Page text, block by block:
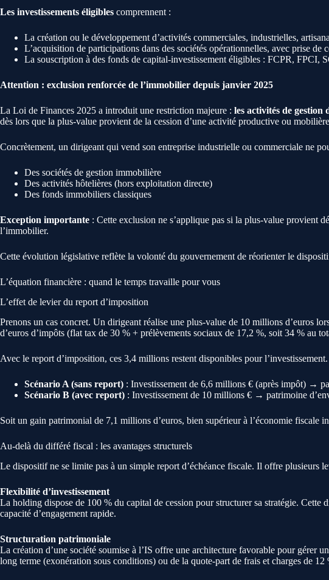
Les investissements éligibles comprennent :
La création ou le développement d’activités commerciales, industrielles,
L’acquisition de participations dans des sociétés opérationnelles, avec prise de
La souscription à des fonds de capital-investissement éligibles : FCPR, FPCI,
Attention : exclusion renforcée de l’immobilier depuis janvier 2025
La Loi de Finances 2025 a introduit une restriction majeure : les activités de gestion
dès lors que la plus-value provient de la cession d’une activité productive ou
Concrètement, un dirigeant qui vend son entreprise industrielle ou commerciale ne
Des sociétés de gestion immobilière
Des activités hôtelières (hors exploitation directe)
Des fonds immobiliers classiques
Exception importante : Cette exclusion ne s’applique pas si la plus-value provient
l’immobilier.
Cette évolution législative reflète la volonté du gouvernement de réorienter le
L’équation financière : quand le temps travaille pour vous
L’effet de levier du report d’imposition
Prenons un cas concret. Un dirigeant réalise une plus-value de 10 millions d’euros
d’euros d’impôts (flat tax de 30 % + prélèvements sociaux de 17,2 %, soit 34 % au
Avec le report d’imposition, ces 3,4 millions restent disponibles pour
Scénario A (sans report) : Investissement de 6,6 millions € (après impôt) →
Scénario B (avec report) : Investissement de 10 millions € → patrimoine
Soit un gain patrimonial de 7,1 millions d’euros, bien supérieur à l’économie fiscale
Au-delà du différé fiscal : les avantages structurels
Le dispositif ne se limite pas à un simple report d’échéance fiscale. Il offre plusieurs
Flexibilité d’investissement
La holding dispose de 100 % du capital de cession pour structurer sa stratégie. Cette
capacité d’engagement rapide.
Structuration patrimoniale
La création d’une société soumise à l’IS offre une architecture favorable pour gérer
long terme (exonération sous conditions) ou de la quote-part de frais et charges de 12